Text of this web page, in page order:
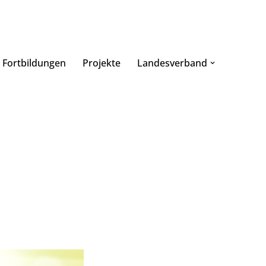
Fortbildungen Projekte Landesverband